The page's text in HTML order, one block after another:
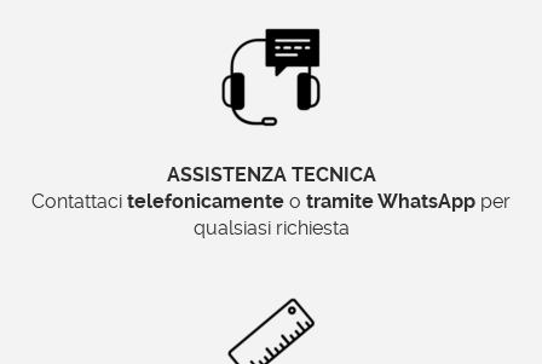
ASSISTENZA TECNICA
Contattaci telefonicamente o tramite WhatsApp per
qualsiasi richiesta